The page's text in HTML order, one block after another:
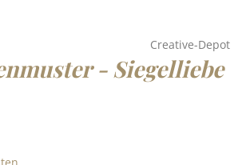
Creative-Depot
- Siegelliebe